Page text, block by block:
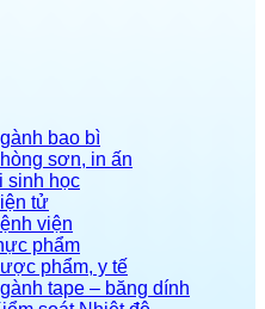
bao bì
sơn, in ấn
sinh học
tử
viện
phẩm
phẩm, y tế
tape – băng dính